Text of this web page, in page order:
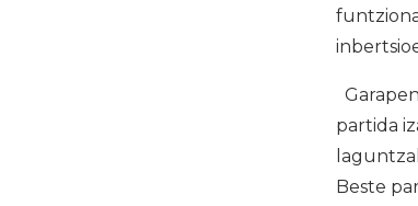
partida
Beste